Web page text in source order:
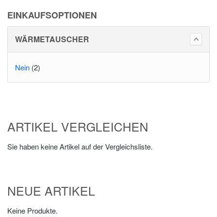
EINKAUFSOPTIONEN
WÄRMETAUSCHER
Nein (2)
ARTIKEL VERGLEICHEN
Sie haben keine Artikel auf der Vergleichsliste.
NEUE ARTIKEL
Keine Produkte.